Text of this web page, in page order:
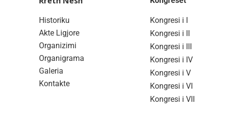
Historiku
Akte Ligjore
Organizimi
Organigrama
Galeria
Kontakte
Kongresi i I
Kongresi i II
Kongresi i III
Kongresi i IV
Kongresi i V
Kongresi i VI
Kongresi i VII